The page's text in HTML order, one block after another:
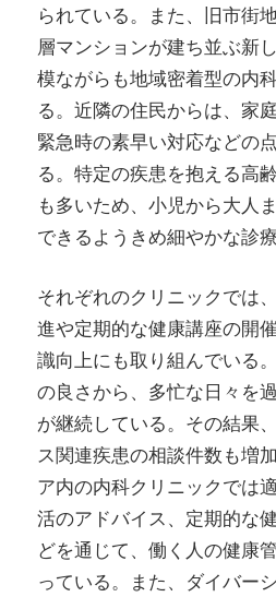
られている。また、旧市街
層マンションが建ち並ぶ新
模ながらも地域密着型の内
る。近隣の住民からは、家
緊急時の素早い対応などの
る。特定の疾患を抱える高
も多いため、小児から大人
できるようきめ細やかな診
それぞれのクリニックでは
進や定期的な健康講座の開
識向上にも取り組んでいる
の良さから、多忙な日々を
が継続している。その結果
ス関連疾患の相談件数も増
ア内の内科クリニックでは
活のアドバイス、定期的な
どを通じて、働く人の健康
っている。また、ダイバー